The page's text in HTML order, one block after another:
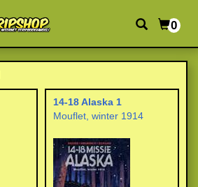
0
14-18 Alaska 1
Mouflet, winter 1914